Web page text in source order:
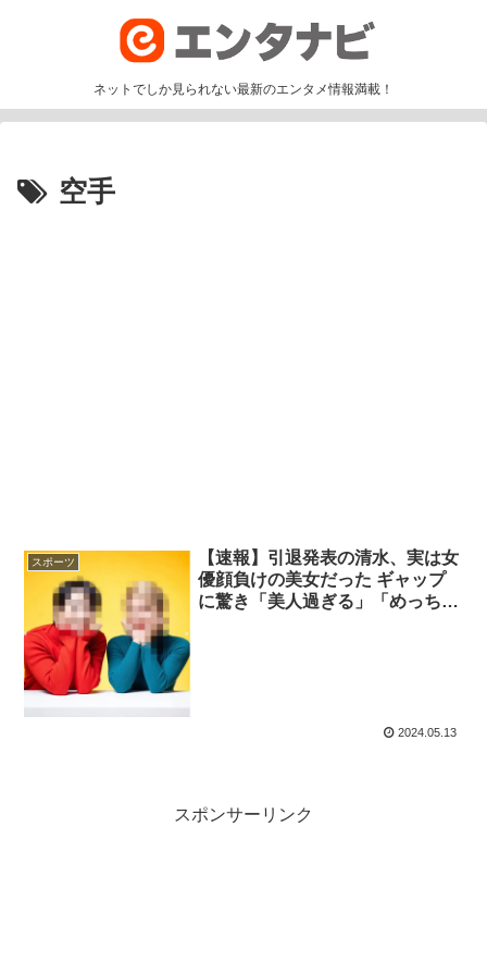
ネットでしか見られない最新のエンタメ情報満載！
空手
スポーツ
【速報】引退発表の清水、実は女
優顔負けの美女だった ギャップ
に驚き「美人過ぎる」「めっちゃ
2024.05.13
スポンサーリンク